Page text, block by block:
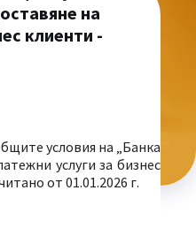
на
клиенти -
условия на „Банка
услуги за бизнес
от 01.01.2026 г.